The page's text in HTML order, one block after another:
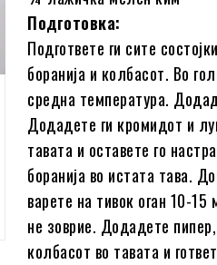
Подготовка:
Подгответе ги сите
боранија и колбасот. Во
средна температура.
Додадете ги кромидот и
тавата и оставете го
боранија во истата тава.
варете на тивок оган 10-
не зоврие. Додадете
колбасот во тавата и